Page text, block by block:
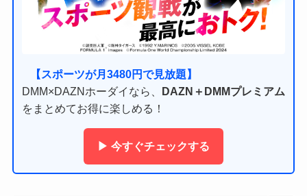
【スポーツが月3480円で見放題】
DMM×DAZNホーダイなら、
DAZN＋DMMプレミアム
をまとめてお得に楽しめる！
▶ 今すぐチェックする